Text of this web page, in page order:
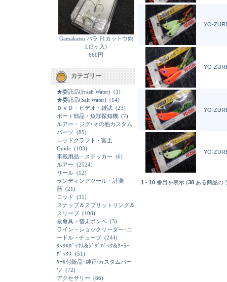
Gamakatsu バラ F1カットウ鈎
L(3ヶ入)
660円
カテゴリー
★委託品(Frash Water) (3)
★委託品(Salt Water) (14)
ＤＶＤ・ビデオ・雑誌 (23)
ボート部品・魚群探知機 (7)
ルアー・ジグ･その他カスタム
パーツ (85)
ロッドクラフト・富士
Guide (103)
車載用品・ステッカー (6)
ルアー (2524)
リール (12)
ランディングツール・計測
器 (21)
ロッド (31)
スナップ＆スプリットリング＆
スリーブ (108)
救命具・替えボンベ (3)
ライン・ショックリーダー･ニ
ードル・チューブ (244)
ﾀｯｸﾙﾎﾞｯｸｽ&ｼﾞｸﾞﾊﾞｯｸ&ｸｰﾗｰ
ﾎﾞｯｸｽ (51)
ﾘｰﾙ付随品･純正/カスタムパー
ツ (72)
アクセサリー (66)
YO-
YO-
YO-
YO-
1 - 10 番目を表示 (38 ある商品の